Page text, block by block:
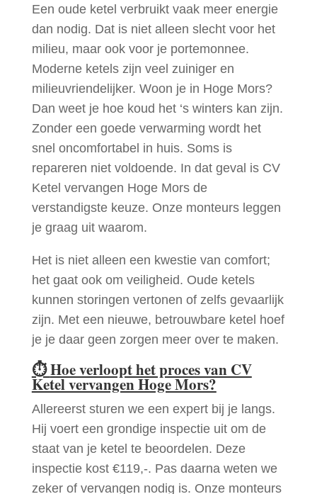
Een oude ketel verbruikt vaak meer energie
dan nodig. Dat is niet alleen slecht voor het
milieu, maar ook voor je portemonnee.
Moderne ketels zijn veel zuiniger en
milieuvriendelijker. Woon je in Hoge Mors?
Dan weet je hoe koud het ‘s winters kan zijn.
Zonder een goede verwarming wordt het
snel oncomfortabel in huis. Soms is
repareren niet voldoende. In dat geval is CV
Ketel vervangen Hoge Mors de
verstandigste keuze. Onze monteurs leggen
je graag uit waarom.
Het is niet alleen een kwestie van comfort;
het gaat ook om veiligheid. Oude ketels
kunnen storingen vertonen of zelfs gevaarlijk
zijn. Met een nieuwe, betrouwbare ketel hoef
je je daar geen zorgen meer over te maken.
⏱Hoe verloopt het proces van CV
Ketel vervangen Hoge Mors?
Allereerst sturen we een expert bij je langs.
Hij voert een grondige inspectie uit om de
staat van je ketel te beoordelen. Deze
inspectie kost €119,-. Pas daarna weten we
zeker of vervangen nodig is. Onze monteurs